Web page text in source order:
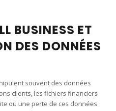
BUSINESS ET
DES DONNÉES
souvent des données
clients, les fichiers financiers
ou une perte de ces données